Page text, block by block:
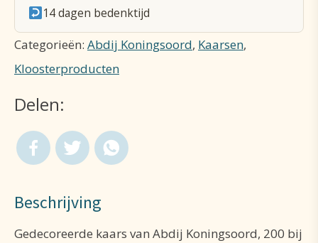
14 dagen bedenktijd
Categorieën: Abdij Koningsoord, Kaarsen,
Kloosterproducten
Delen:
Beschrijving
Gedecoreerde kaars van Abdij Koningsoord, 200 bij